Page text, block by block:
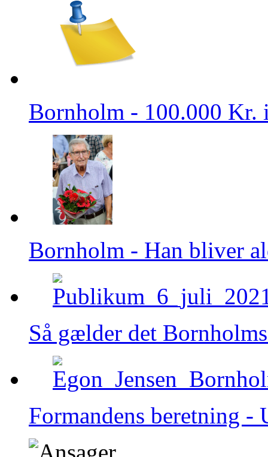
Bornholm - 100.000 Kr.
Bornholm - Han bliver
Så gælder det
Formandens beretning -